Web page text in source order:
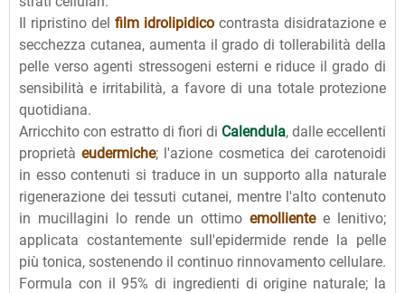
Il ripristino del film idrolipidico contrasta disidratazione e
secchezza cutanea, aumenta il grado di tollerabilità della
pelle verso agenti stressogeni esterni e riduce il grado di
sensibilità e irritabilità, a favore di una totale protezione
quotidiana.
Arricchito con estratto di fiori di Calendula, dalle eccellenti
proprietàeudermiche; l'azione cosmetica dei carotenoidi
in esso contenuti si traduce in un supporto alla naturale
rigenerazione dei tessuti cutanei, mentre l'alto contenuto
in mucillagini lo rende un ottimo emollientee lenitivo;
applicata costantemente sull'epidermide rende la pelle
più tonica, sostenendo il continuo rinnovamento cellulare.
Formula con il 95% di ingredienti di origine naturale; la